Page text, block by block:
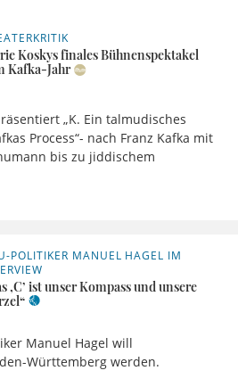
Koskys finales Bühnenspektakel
Kafka-Jahr
„K. Ein talmudisches
Process“- nach Franz Kafka mit
bis zu jiddischem
POLITIKER MANUEL HAGEL IM
‚C’ ist unser Kompass und unsere
Manuel Hagel will
Württemberg werden.